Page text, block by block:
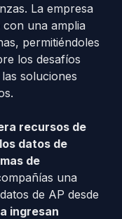
La empresa
una amplia
permitiéndoles
los desafíos
soluciones
recursos de
datos de
de
una
de AP desde
ingresan